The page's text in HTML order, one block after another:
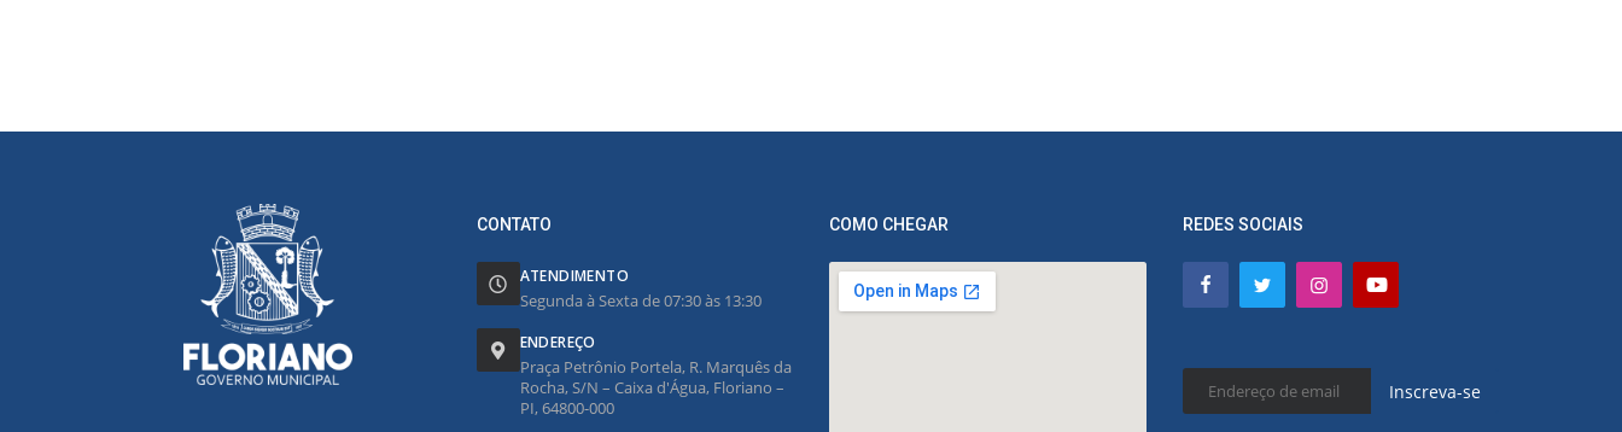
CONTATO
ATENDIMENTO
Segunda à Sexta de 07:30 às 13:30
ENDEREÇO
Praça Petrônio Portela, R. Marquês da
Rocha, S/N – Caixa d'Água, Floriano –
PI, 64800-000
COMO CHEGAR REDES SOCIAIS
Inscreva-se